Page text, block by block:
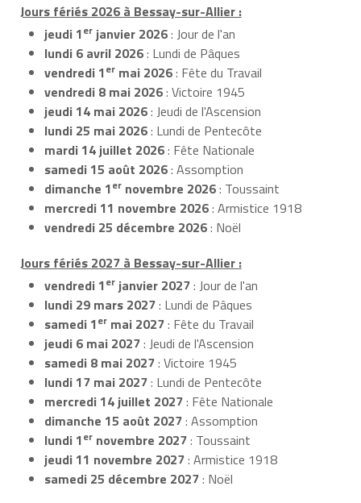
Jours fériés 2026 à Bessay-sur-Allier :
jeudi 1er janvier 2026: Jour de l'an
lundi 6 avril 2026: Lundi de Pâques
vendredi 1er mai 2026: Fête du Travail
vendredi 8 mai 2026: Victoire 1945
jeudi 14 mai 2026: Jeudi de l'Ascension
lundi 25 mai 2026: Lundi de Pentecôte
mardi 14 juillet 2026: Fête Nationale
samedi 15 août 2026: Assomption
dimanche 1er novembre 2026: Toussaint
mercredi 11 novembre 2026: Armistice 1918
vendredi 25 décembre 2026: Noël
Jours fériés 2027 à Bessay-sur-Allier :
vendredi 1er janvier 2027: Jour de l'an
lundi 29 mars 2027: Lundi de Pâques
samedi 1er mai 2027: Fête du Travail
jeudi 6 mai 2027: Jeudi de l'Ascension
samedi 8 mai 2027: Victoire 1945
lundi 17 mai 2027: Lundi de Pentecôte
mercredi 14 juillet 2027: Fête Nationale
dimanche 15 août 2027: Assomption
lundi 1er novembre 2027: Toussaint
jeudi 11 novembre 2027: Armistice 1918
samedi 25 décembre 2027: Noël